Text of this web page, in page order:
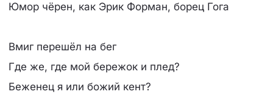
Юмор чёрен, как Эрик Форман, борец Гога
Вмиг перешёл на бег
Где же, где мой бережок и плед?
Беженец я или божий кент?